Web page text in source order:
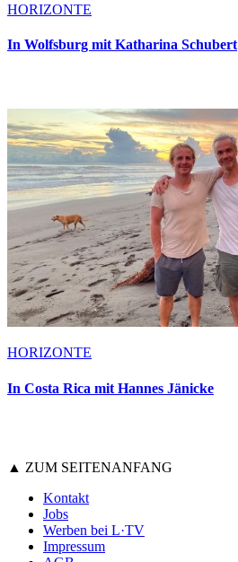
HORIZONTE
In Wolfsburg mit Katharina Schubert
HORIZONTE
In Costa Rica mit Hannes Jänicke
▲ ZUM SEITENANFANG
Kontakt
Jobs
Werben bei L·TV
Impressum